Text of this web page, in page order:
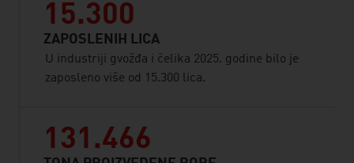
15.300
ZAPOSLENIH LICA
U industriji gvožđa i čelika 2025. godine bilo je
zaposleno više od 15.300 lica.
131.466